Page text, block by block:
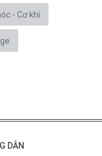
- Cơ khí
DẪN